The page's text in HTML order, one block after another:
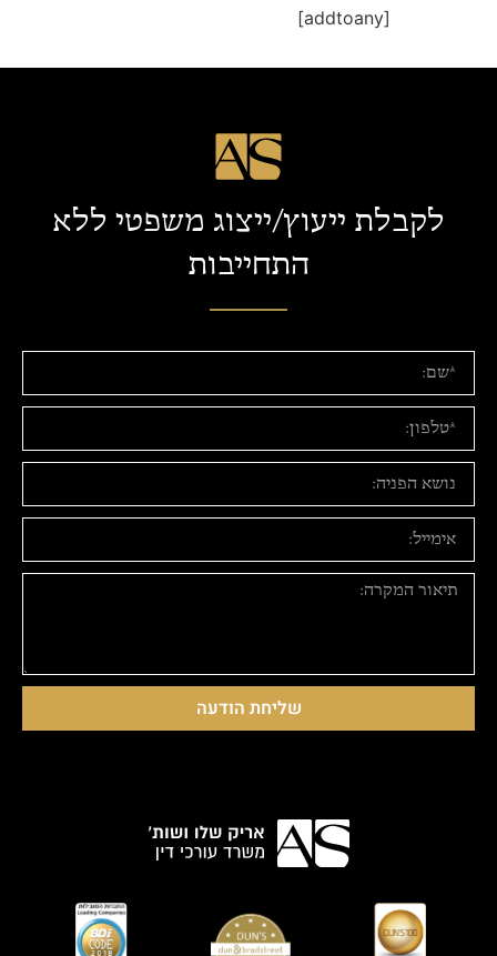
[addtoany]
לקבלת ייעוץ/ייצוג משפטי ללא
התחייבות
שליחת הודעה